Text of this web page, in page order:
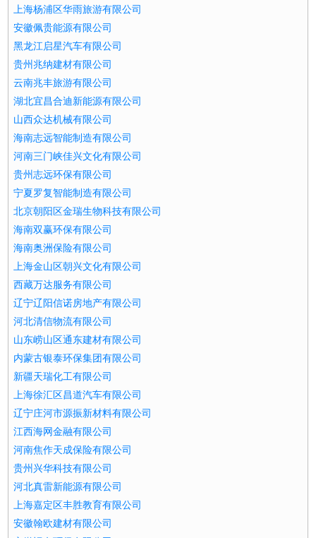
上海杨浦区华雨旅游有限公司
安徽佩贵能源有限公司
黑龙江启星汽车有限公司
贵州兆纳建材有限公司
云南兆丰旅游有限公司
湖北宜昌合迪新能源有限公司
山西众达机械有限公司
海南志远智能制造有限公司
河南三门峡佳兴文化有限公司
贵州志远环保有限公司
宁夏罗复智能制造有限公司
北京朝阳区金瑞生物科技有限公司
海南双赢环保有限公司
海南奥洲保险有限公司
上海金山区朝兴文化有限公司
西藏万达服务有限公司
辽宁辽阳信诺房地产有限公司
河北清信物流有限公司
山东崂山区通东建材有限公司
内蒙古银泰环保集团有限公司
新疆天瑞化工有限公司
上海徐汇区昌道汽车有限公司
辽宁庄河市源振新材料有限公司
江西海网金融有限公司
河南焦作天成保险有限公司
贵州兴华科技有限公司
河北真雷新能源有限公司
上海嘉定区丰胜教育有限公司
安徽翰欧建材有限公司